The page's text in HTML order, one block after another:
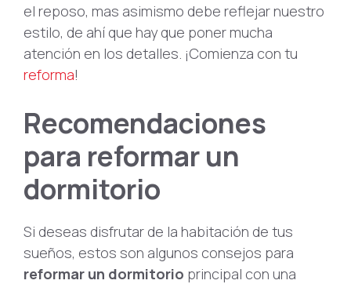
el reposo, mas asimismo debe reflejar nuestro
estilo, de ahí que hay que poner mucha
atención en los detalles. ¡Comienza con tu
reforma!
Recomendaciones
para reformar un
dormitorio
Si deseas disfrutar de la habitación de tus
sueños, estos son algunos consejos para
reformar un dormitorio principal con una